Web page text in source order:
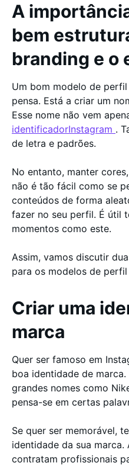
A
bem
branding e o
Um bom modelo de
pensa. Está a criar um
Esse nome não vem
identificadorInstagram .
de letra e padrões.
No entanto, manter
não é tão fácil como se
conteúdos de forma
fazer no seu perfil. É útil
momentos como este.
Assim, vamos discutir
para os modelos de perfil
Criar uma
marca
Quer ser famoso em
boa identidade de marca.
grandes nomes como
pensa-se em certas
Se quer ser memorável,
identidade da sua marca.
contratam profissionais